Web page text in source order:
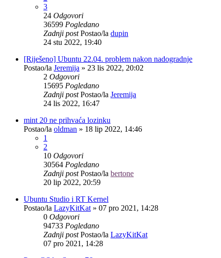
3
24 Odgovori
36599 Pogledano
Zadnji postPostao/la dupin
24 stu 2022, 19:40
[Riješeno] Ubuntu 22.04. problem nakon nadogradnje
Postao/la Jeremija » 23 lis 2022, 20:02
2 Odgovori
15695 Pogledano
Zadnji postPostao/la Jeremija
24 lis 2022, 16:47
mint 20 ne prihvaća lozinku
Postao/la oldman » 18 lip 2022, 14:46
1
2
10 Odgovori
30564 Pogledano
Zadnji postPostao/la bertone
20 lip 2022, 20:59
Ubuntu Studio i RT Kernel
Postao/la LazyKitKat » 07 pro 2021, 14:28
0 Odgovori
94733 Pogledano
Zadnji postPostao/la LazyKitKat
07 pro 2021, 14:28